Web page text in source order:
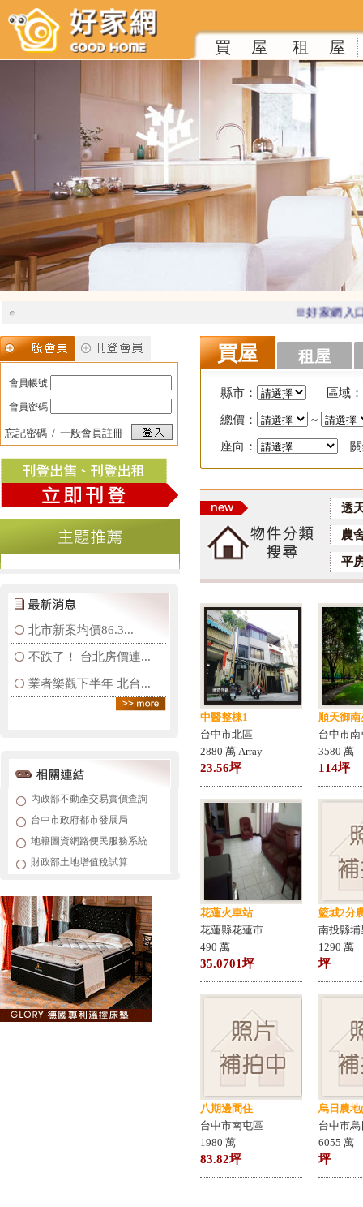
買 屋 租 屋
※好家網入口
會員帳號
會員密碼
忘記密碼 / 一般會員註冊
北市新案均價86.3...
不跌了！ 台北房價連...
業者樂觀下半年 北台...
內政部不動產交易實價查詢
台中市政府都市發展局
地籍圖資網路便民服務系統
財政部土地增值稅試算
買屋 租屋
縣市： 區域：
總價： ~
座向：
透
農
平
中醫整棟1
台中市北區
2880 萬 Array
23.56坪
順天御南
台中市南
3580 萬
114坪
花蓮火車站
花蓮縣花蓮市
490 萬
35.0701坪
籃城2分
南投縣埔
1290 萬
坪
八期邊間住
台中市南屯區
1980 萬
83.82坪
烏日農地(
台中市烏
6055 萬
坪